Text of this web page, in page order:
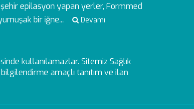
epilasyon yapan yerler, Formmed
bir iğne...
Devamı
kullanılamazlar. Sitemiz Sağlık
amaçlı tanıtım ve ilan